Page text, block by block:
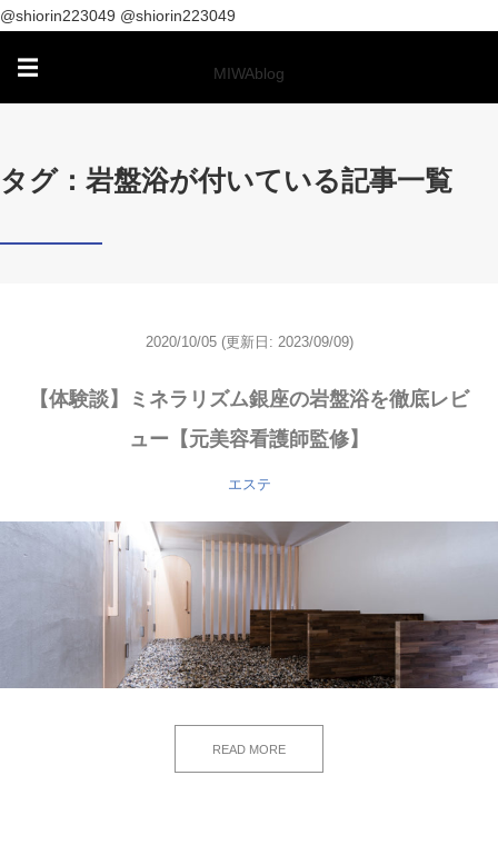
@shiorin223049 @shiorin223049
☰ MIWAblog
タグ：岩盤浴が付いている記事一覧
2020/10/05 (更新日: 2023/09/09)
【体験談】ミネラリズム銀座の岩盤浴を徹底レビ
ュー【元美容看護師監修】
エステ
READ MORE